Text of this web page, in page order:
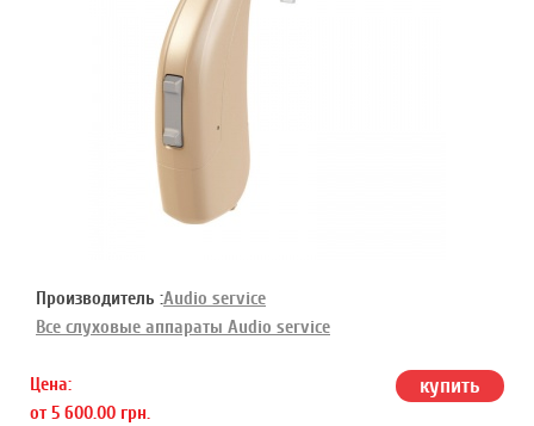
Производитель :Audio service
Все слуховые аппараты Audio service
Цена:
от 5 600.00 грн.
купить